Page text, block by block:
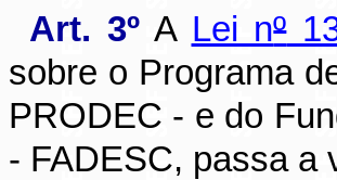
Art. 3ºA Lei nº
sobre o Programa
PRODEC - e do
- FADESC, passa a